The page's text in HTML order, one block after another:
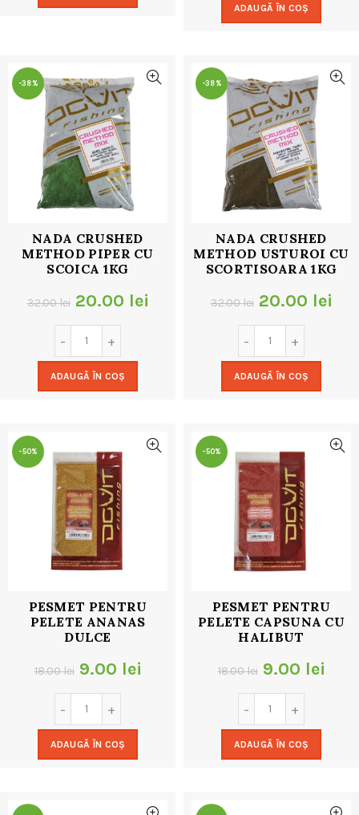
fost:
ADAUGĂ ÎN COȘ
-38%
NADA CRUSHED
METHOD PIPER CU
SCOICA 1KG
32.00lei Prețul
inițial
a
fost:
20.00 lei
ADAUGĂ ÎN COȘ
-38%
NADA CRUSHED
METHOD USTUROI CU
SCORTISOARA 1KG
32.00lei Prețul
inițial
a
fost:
20.00 lei
ADAUGĂ ÎN COȘ
-50%
PESMET PENTRU
PELETE ANANAS
DULCE
18.00lei Prețul
inițial
a
fost:
9.00 lei
ADAUGĂ ÎN COȘ
-50%
PESMET PENTRU
PELETE CAPSUNA CU
HALIBUT
18.00lei Prețul
inițial
a
fost:
9.00 lei
ADAUGĂ ÎN COȘ